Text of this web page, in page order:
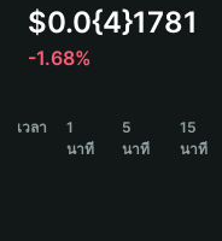
Español
Português (Brasil)
$0.0{4}1781
-1.68%
เวลา
1
นาที
5
นาที
15
นาที